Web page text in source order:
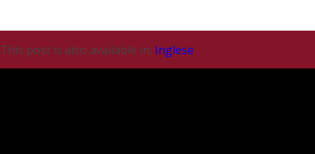
This post is also available in: Inglese